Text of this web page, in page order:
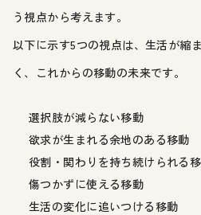
う視点から考えます。
以下に示す5つの視点は、生活が縮
く、これからの移動の未来です。
選択肢が減らない移動
欲求が生まれる余地のある移動
役割・関わりを持ち続けられる
傷つかずに使える移動
生活の変化に追いつける移動